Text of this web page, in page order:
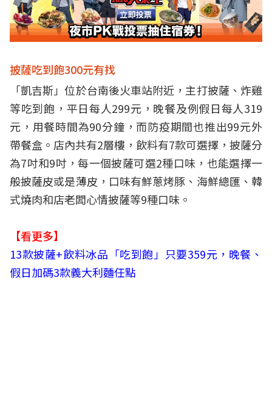
披薩吃到飽300元有找
「凱吉斯」位於台南後火車站附近，主打披薩、炸雞
等吃到飽，平日每人299元，晚餐及例假日每人319
元，用餐時間為90分鐘，而防疫期間也推出99元外
帶餐盒。店內共有2層樓，飲料有7款可選擇，披薩分
為7吋和9吋，每一個披薩可選2種口味，也能選擇一
般披薩皮或是薄皮，口味有鮮蔥烤豚、海鮮總匯、韓
式燒肉和店老闆心情披薩等9種口味。
【看更多】
13款披薩+飲料冰品「吃到飽」只要359元，晚餐、
假日加碼3款義大利麵任點